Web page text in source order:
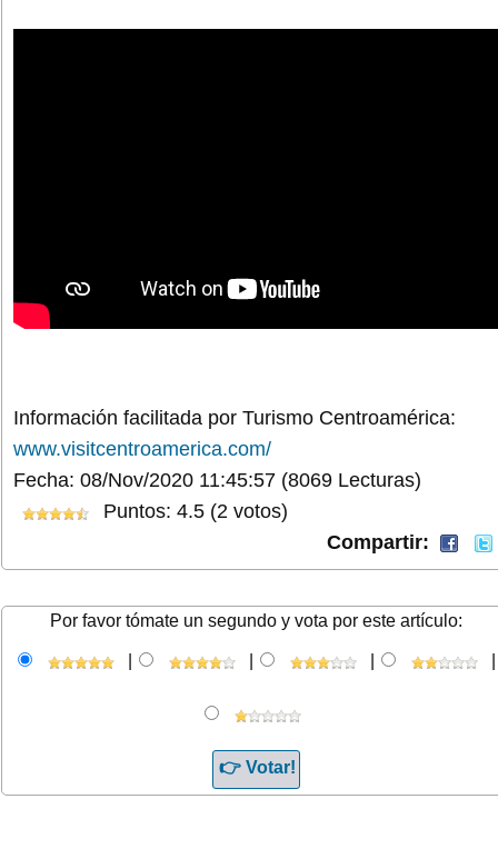
Información facilitada por Turismo Centroamérica:
www.visitcentroamerica.com/
Fecha: 08/Nov/2020 11:45:57 (8069 Lecturas)
Puntos: 4.5 (2 votos)
Compartir:
Por favor tómate un segundo y vota por este artículo: